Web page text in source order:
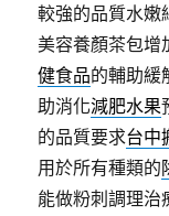
較強的品質水嫩
美容養顏茶包增
健食品的輔助緩
助消化減肥水果
的品質要求台中
用於所有種類的
能做粉刺調理治